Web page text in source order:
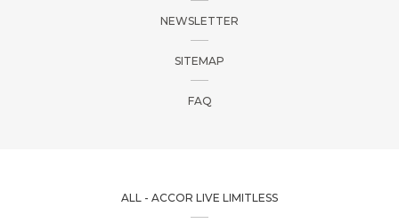
NEWSLETTER
SITEMAP
FAQ
ALL - ACCOR LIVE LIMITLESS